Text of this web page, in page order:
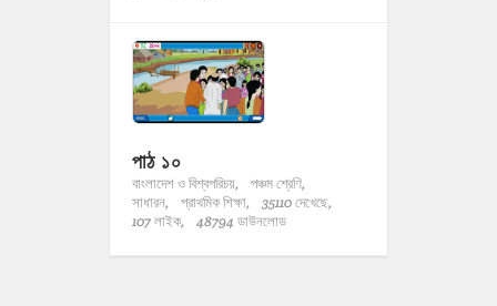
পাঠ ১০
বাংলাদেশ ও বিশ্বপরিচয়,
পঞ্চম শ্রেণি,
সাধারন,
প্রাথমিক শিক্ষা,
35110 দেখেছে,
107 লাইক,
48794 ডাউনলোড